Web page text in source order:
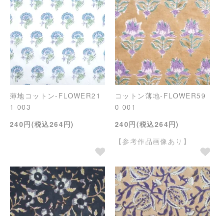
薄地コットン-FLOWER21
1 003
240円(税込264円)
コットン薄地-FLOWER59
0 001
240円(税込264円)
【参考作品画像あり】